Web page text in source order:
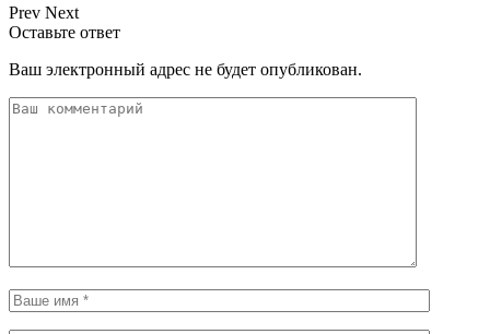
Prev Next
Оставьте ответ
Ваш электронный адрес не будет опубликован.